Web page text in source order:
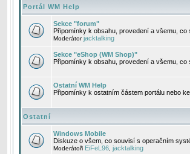
Portál WM Help
Sekce "forum"
Připomínky k obsahu, provedení a všemu, co
Moderátorjacktalking
Sekce "eShop (WM Shop)"
Připomínky k obsahu, provedení a všemu, co
Ostatní WM Help
Připomínky k ostatním částem portálu nebo
Ostatní
Windows Mobile
Diskuze o všem, co souvisí s operačním
Moderátoři EiFeL96 jacktalking